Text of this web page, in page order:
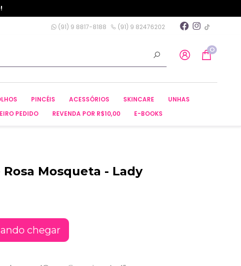
(91) 9 8817-8188 (91) 9 82476202
0
PINCÉIS ACESSÓRIOS SKINCARE
UNHAS
PEDIDO REVENDA POR R$10,00 E-BOOKS
Mosqueta - Lady
chegar